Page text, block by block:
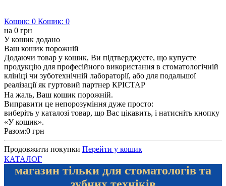
Кошик: 0 Кошик: 0
на 0 грн
У кошик додано
Ваш кошик порожній
Додаючи товар у кошик, Ви підтверджуєте, що купуєте
продукцію для професійного використання в стоматологічній
клініці чи зуботехнічній лабораторії, або для подальшої
реалізації як гуртовий партнер КРІСТАР
На жаль, Ваш кошик порожній.
Виправити це непорозуміння дуже просто:
виберіть у каталозі товар, що Вас цікавить, і натисніть кнопку
«У кошик».
Разом:0 грн
Продовжити покупки Перейти у кошик
КАТАЛОГ
магазин тільки для стоматологів та